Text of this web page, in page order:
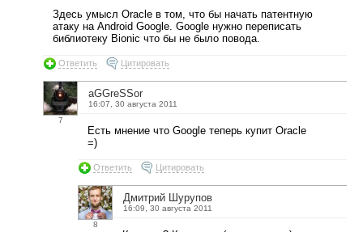
Здесь умысл Oracle в том, что бы начать патентную
атаку на Android Google. Google нужно переписать
библиотеку Bionic что бы не было повода.
Ответить Цитировать
7
aGGreSSor
16:07, 30 августа 2011
Есть мнение что Google теперь купит Oracle
=)
Ответить Цитировать
8
Дмитрий Шурупов
16:09, 30 августа 2011